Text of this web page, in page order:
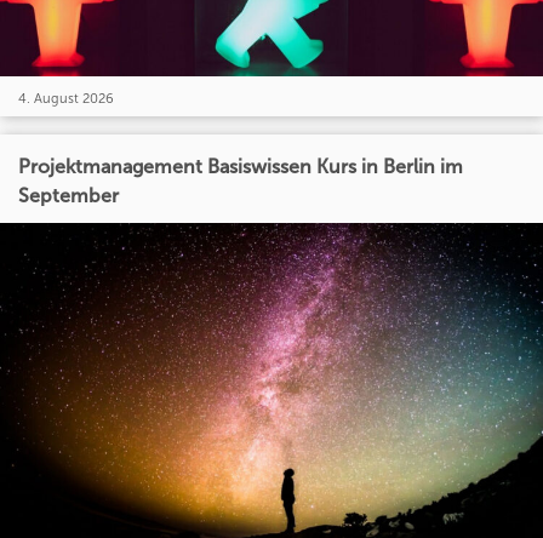
4. August 2026
Projektmanagement Basiswissen Kurs in Berlin im
September